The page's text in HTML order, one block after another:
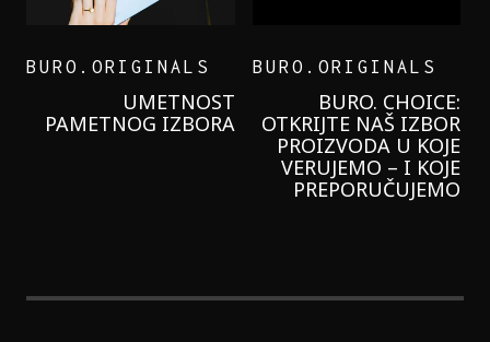
GARNIER KREMU I
NIKADA NIŠTA
LAGANIJE NISAM
KORISTILA